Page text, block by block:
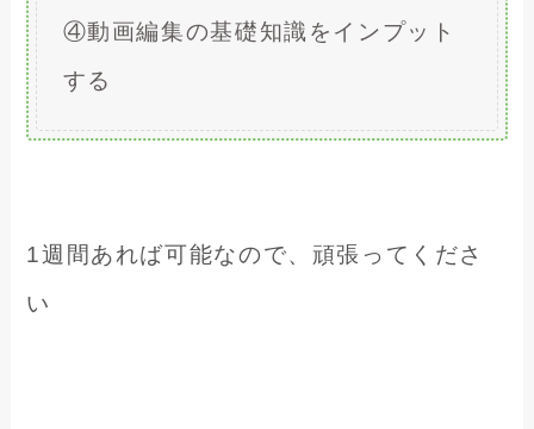
④動画編集の基礎知識をインプット
する
1週間あれば可能なので、頑張ってくださ
い